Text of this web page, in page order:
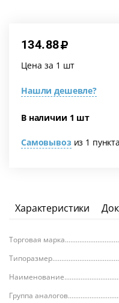
134.88
Нашли дешевле?
Цена за 1 шт
В наличии 1 шт
Самовывоз из 1 пункта
Характеристики
Торговая марка
Типоразмер
Наименование
Группа аналогов